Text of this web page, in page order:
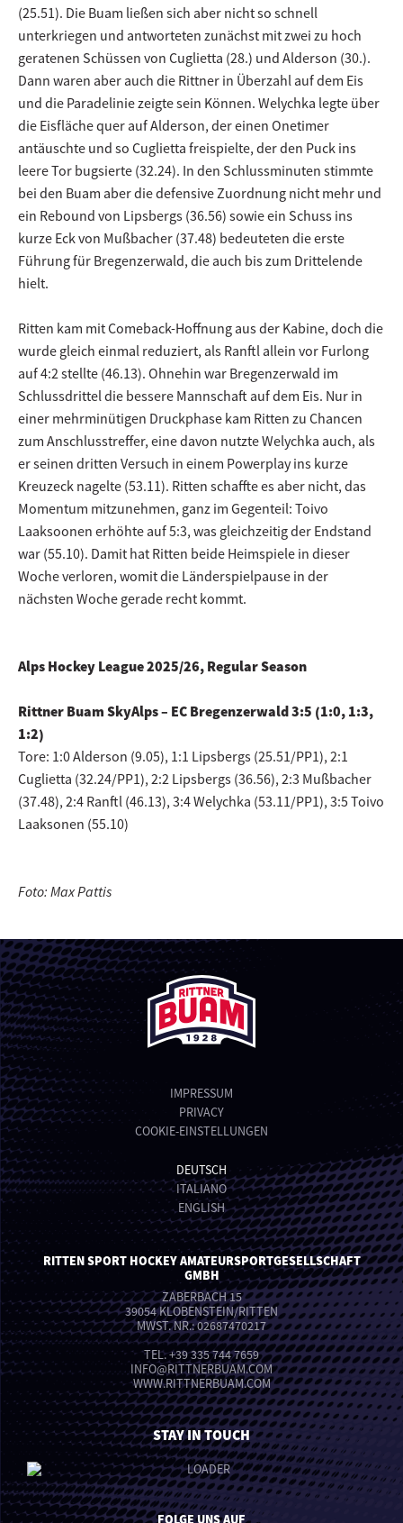
(25.51). Die Buam ließen sich aber nicht so schnell
unterkriegen und antworteten zunächst mit zwei zu hoch
geratenen Schüssen von Cuglietta (28.) und Alderson (30.).
Dann waren aber auch die Rittner in Überzahl auf dem Eis
und die Paradelinie zeigte sein Können. Welychka legte über
die Eisfläche quer auf Alderson, der einen Onetimer
antäuschte und so Cuglietta freispielte, der den Puck ins
leere Tor bugsierte (32.24). In den Schlussminuten stimmte
bei den Buam aber die defensive Zuordnung nicht mehr und
ein Rebound von Lipsbergs (36.56) sowie ein Schuss ins
kurze Eck von Mußbacher (37.48) bedeuteten die erste
Führung für Bregenzerwald, die auch bis zum Drittelende
hielt.
Ritten kam mit Comeback-Hoffnung aus der Kabine, doch die
wurde gleich einmal reduziert, als Ranftl allein vor Furlong
auf 4:2 stellte (46.13). Ohnehin war Bregenzerwald im
Schlussdrittel die bessere Mannschaft auf dem Eis. Nur in
einer mehrminütigen Druckphase kam Ritten zu Chancen
zum Anschlusstreffer, eine davon nutzte Welychka auch, als
er seinen dritten Versuch in einem Powerplay ins kurze
Kreuzeck nagelte (53.11). Ritten schaffte es aber nicht, das
Momentum mitzunehmen, ganz im Gegenteil: Toivo
Laaksoonen erhöhte auf 5:3, was gleichzeitig der Endstand
war (55.10). Damit hat Ritten beide Heimspiele in dieser
Woche verloren, womit die Länderspielpause in der
nächsten Woche gerade recht kommt.
Alps Hockey League 2025/26, Regular Season
Rittner Buam SkyAlps – EC Bregenzerwald 3:5 (1:0, 1:3,
1:2)
Tore: 1:0 Alderson (9.05), 1:1 Lipsbergs (25.51/PP1), 2:1
Cuglietta (32.24/PP1), 2:2 Lipsbergs (36.56), 2:3 Mußbacher
(37.48), 2:4 Ranftl (46.13), 3:4 Welychka (53.11/PP1), 3:5 Toivo
Laaksonen (55.10)
Foto: Max Pattis
IMPRESSUM
PRIVACY
COOKIE-EINSTELLUNGEN
DEUTSCH
ITALIANO
ENGLISH
RITTEN SPORT HOCKEY AMATEURSPORTGESELLSCHAFT
GMBH
ZABERBACH 15
39054 KLOBENSTEIN/RITTEN
MWST. NR.: 02687470217
TEL.+39 335 744 7659
INFO@RITTNERBUAM.COM
WWW.RITTNERBUAM.COM
STAY IN TOUCH
FOLGE UNS AUF